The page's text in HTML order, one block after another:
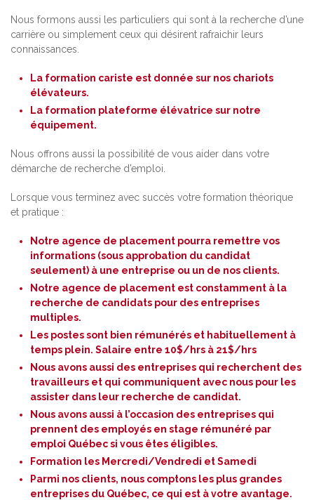
Nous formons aussi les particuliers qui sont à la recherche d’une
carrière ou simplement ceux qui désirent rafraichir leurs
connaissances.
La formation cariste est donnée sur nos chariots
élévateurs.
La formation plateforme élévatrice sur notre
équipement.
Nous offrons aussi la possibilité de vous aider dans votre
démarche de recherche d’emploi.
Lorsque vous terminez avec succès votre formation théorique
et pratique :
Notre agence de placement pourra remettre vos
informations (sous approbation du candidat
seulement) à une entreprise ou un de nos clients.
Notre agence de placement est constamment à la
recherche de candidats pour des entreprises
multiples.
Les postes sont bien rémunérés et habituellement à
temps plein. Salaire entre 10$/hrs à 21$/hrs
Nous avons aussi des entreprises qui recherchent des
travailleurs et qui communiquent avec nous pour les
assister dans leur recherche de candidat.
Nous avons aussi à l’occasion des entreprises qui
prennent des employés en stage rémunéré par
emploi Québec si vous êtes éligibles.
Formation les Mercredi/Vendredi et Samedi
Parmi nos clients, nous comptons les plus grandes
entreprises du Québec, ce qui est à votre avantage.